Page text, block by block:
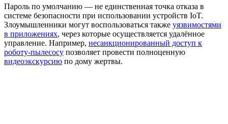
Пароль по умолчанию — не единственная точка отказа в
системе безопасности при использовании устройств IoT.
Злоумышленники могут воспользоваться также уязвимостями
в приложениях, через которые осуществляется удалённое
управление. Например, несанкционированный доступ к
роботу-пылесосу позволяет провести полноценную
видеоэкскурсию по дому жертвы.